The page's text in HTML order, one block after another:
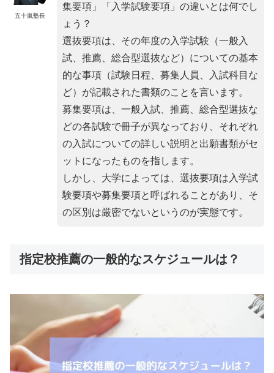
五十嵐塾長
集要項」「入学試験要項」の違いとは何でし
ょう？
選抜要項は、その年度の入学試験（一般入
試、推薦、総合型選抜など）についての基本
的な事項（試験日程、募集人員、入試科目な
ど）が記載された書類のことを言います。
募集要項は、一般入試、推薦、総合型選抜な
どの各試験で冊子が異なっており、それぞれ
の入試についての詳しい説明と出願書類がセ
ットになったものを指します。
しかし、大学によっては、選抜要項は入学試
験要項や募集要項と呼ばれることがあり、そ
の区別は厳密でないというのが実態です。
指定校推薦の一般的なスケジュールは？